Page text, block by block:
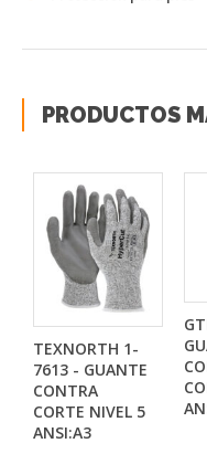
PRODUCTOS
TEXNORTH 1-
7613 - GUANTE
CONTRA
CORTE NIVEL 5
ANSI:A3